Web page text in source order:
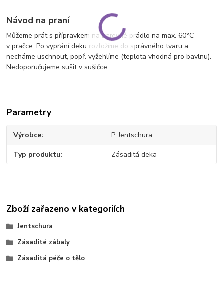
Návod na praní
Můžeme prát s přípravkem na barevné prádlo na max. 60°C
v pračce. Po vyprání deku rozložíme do správného tvaru a
necháme uschnout, popř. vyžehlíme (teplota vhodná pro bavlnu).
Nedoporučujeme sušit v sušičce.
Parametry
Výrobce P. Jentschura
Typ produktu Zásaditá deka
Zboží zařazeno v kategoriích
Jentschura
Zásadité zábaly
Zásaditá péče o tělo